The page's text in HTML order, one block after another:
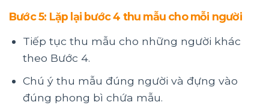
Bước 5: Lặp lại bước 4 thu mẫu cho mỗi người
Tiếp tục thu mẫu cho những người khác
theo Bước 4.
Chú ý thu mẫu đúng người và đựng vào
đúng phong bì chứa mẫu.